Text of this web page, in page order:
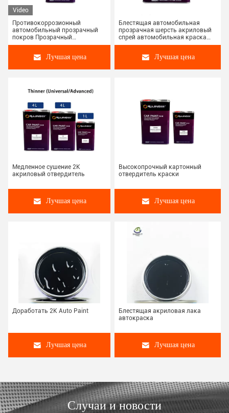
Video
Противокоррозионный
автомобильный прозрачный
покров Прозрачный
акриловый лак для
Лучшая цена
Блестящая автомобильная
прозрачная шерсть акриловый
спрей автомобильная краска
лак
Лучшая цена
Медленное сушение 2K
акриловый отвердитель
Лучшая цена
Высокопрочный картонный
отвердитель краски
Лучшая цена
Доработать 2K Auto Paint
Лучшая цена
Блестящая акриловая лака
автокраска
Лучшая цена
Случаи и новости